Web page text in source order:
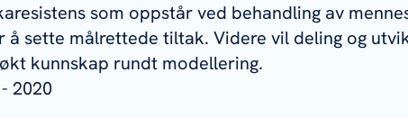
som oppstår ved behandling av
å sette målrettede tiltak. Videre vil deling og
kunnskap rundt modellering.
2020